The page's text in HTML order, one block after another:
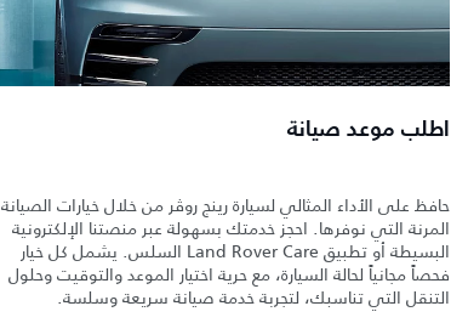
اطلب موعد صيانة
حافظ على الأداء المثالي لسيارة رينج روڤر من خلال خيارات الصيانة
المرنة التي نوفرها. احجز خدمتك بسهولة عبر منصتنا الإلكترونية
البسيطة أو تطبيق Land Rover Care السلس. يشمل كل خيار
فحصاً مجانياً لحالة السيارة، مع حرية اختيار الموعد والتوقيت وحلول
التنقل التي تناسبك، لتجربة خدمة صيانة سريعة وسلسة.